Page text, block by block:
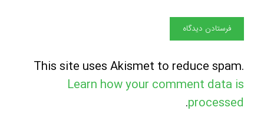
This site uses Akismet to reduce spam.
Learn how your comment data is
processed
.